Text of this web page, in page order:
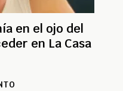
en el ojo del
en La Casa